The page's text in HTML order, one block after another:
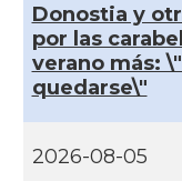
Donostia y
por las
verano más:
quedarse\"
2026-08-05